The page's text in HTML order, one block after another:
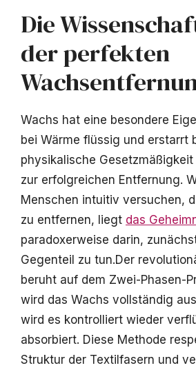
Die
der perfekten
Wachs hat eine besondere
bei Wärme flüssig und erstarrt
physikalische
zur erfolgreichen Entfernung.
Menschen intuitiv versuchen,
zu entfernen, liegt das
paradoxerweise darin,
Gegenteil zu tun.Der
beruht auf dem Zwei-Phasen-
wird das Wachs vollständig
wird es kontrolliert wieder
absorbiert. Diese Methode
Struktur der Textilfasern und